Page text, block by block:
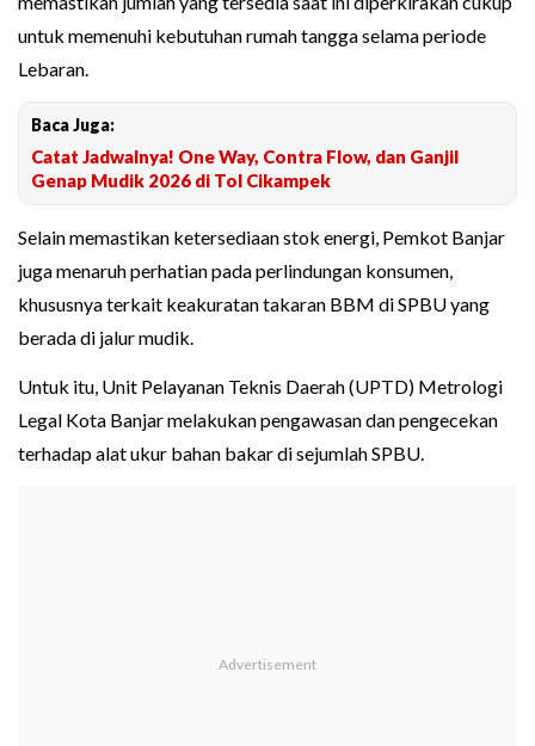
untuk memenuhi kebutuhan rumah tangga selama periode
Lebaran.
Baca Juga:
Catat Jadwalnya! One Way, Contra Flow, dan Ganjil
Genap Mudik 2026 di Tol Cikampek
Selain memastikan ketersediaan stok energi, Pemkot Banjar
juga menaruh perhatian pada perlindungan konsumen,
khususnya terkait keakuratan takaran BBM di SPBU yang
berada di jalur mudik.
Untuk itu, Unit Pelayanan Teknis Daerah (UPTD) Metrologi
Legal Kota Banjar melakukan pengawasan dan pengecekan
terhadap alat ukur bahan bakar di sejumlah SPBU.